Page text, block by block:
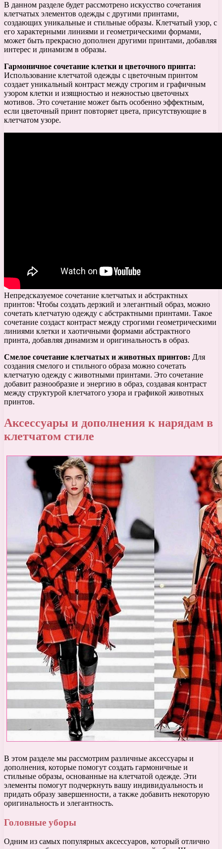
В данном разделе будет рассмотрено искусство сочетания
клетчатых элементов одежды с другими принтами,
создающих уникальные и стильные образы. Клетчатый узор, с
его характерными линиями и геометрическими формами,
может быть прекрасно дополнен другими принтами, добавляя
интерес и динамизм в образы.
Гармоничное сочетание клетки и цветочного принта:
Использование клетчатой одежды с цветочным принтом
создает уникальный контраст между строгим и графичным
узором клетки и изящностью и нежностью цветочных
мотивов. Это сочетание может быть особенно эффектным,
если цветочный принт повторяет цвета, присутствующие в
клетчатом узоре.
Непредсказуемое сочетание клетчатых и абстрактных
принтов: Чтобы создать дерзкий и элегантный образ, можно
сочетать клетчатую одежду с абстрактными принтами. Такое
сочетание создаст контраст между строгими геометрическими
линиями клетки и хаотичными формами абстрактного
принта, добавляя динамизм и оригинальность в образ.
Смелое сочетание клетчатых и животных принтов: Для
создания смелого и стильного образа можно сочетать
клетчатую одежду с животными принтами. Это сочетание
добавит разнообразие и энергию в образ, создавая контраст
между структурой клетчатого узора и графикой животных
принтов.
Аксессуары и дополнения к нарядам в
клетчатом стиле
В этом разделе мы рассмотрим различные аксессуары и
дополнения, которые помогут создать гармоничные и
стильные образы, основанные на клетчатой одежде. Эти
элементы помогут подчеркнуть вашу индивидуальность и
придать образу завершенности, а также добавить некоторую
оригинальность и элегантность.
Головные уборы
Одним из самых популярных аксессуаров, который отлично